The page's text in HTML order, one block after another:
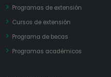
Programas de extensión
Cursos de extensión
Programa de becas
Programas académicos